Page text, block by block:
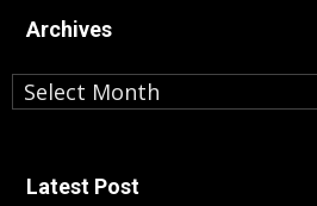
Archives
Archives
Latest Post